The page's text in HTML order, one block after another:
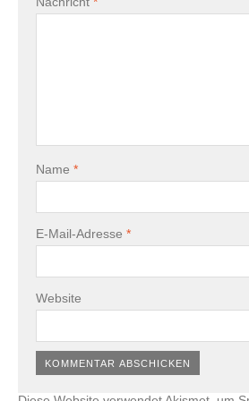
Name *
E-Mail-Adresse *
Website